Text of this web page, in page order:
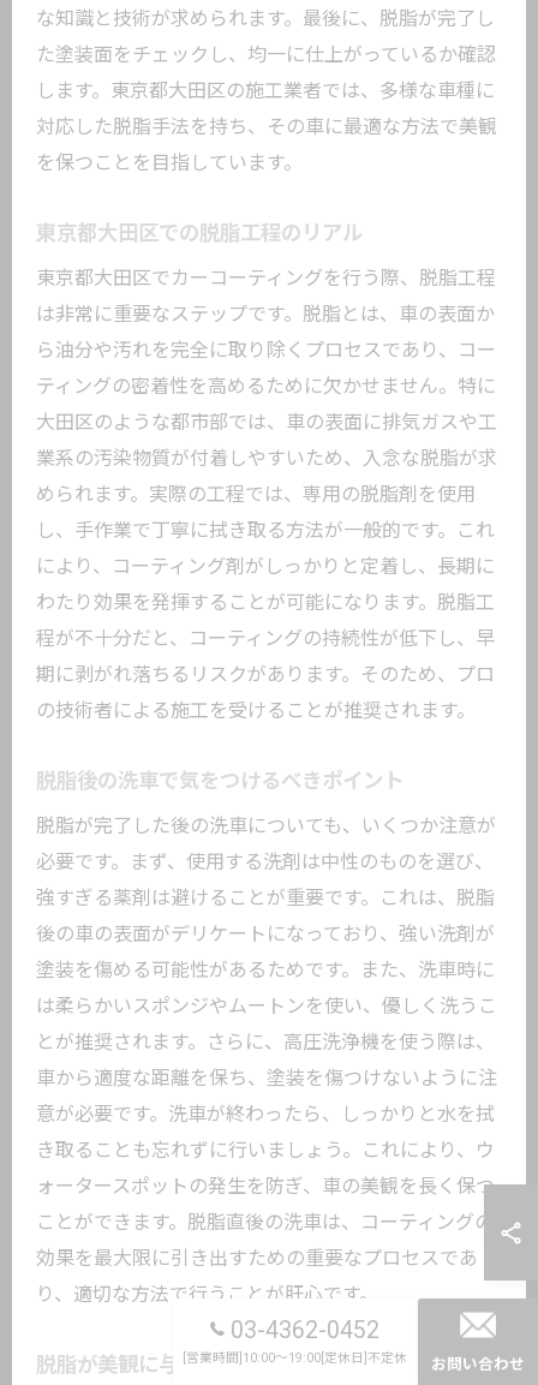
な知識と技術が求められます。最後に、脱脂が完了し
た塗装面をチェックし、均一に仕上がっているか確認
します。東京都大田区の施工業者では、多様な車種に
対応した脱脂手法を持ち、その車に最適な方法で美観
を保つことを目指しています。
東京都大田区での脱脂工程のリアル
東京都大田区でカーコーティングを行う際、脱脂工程
は非常に重要なステップです。脱脂とは、車の表面か
ら油分や汚れを完全に取り除くプロセスであり、コー
ティングの密着性を高めるために欠かせません。特に
大田区のような都市部では、車の表面に排気ガスや工
業系の汚染物質が付着しやすいため、入念な脱脂が求
められます。実際の工程では、専用の脱脂剤を使用
し、手作業で丁寧に拭き取る方法が一般的です。これ
により、コーティング剤がしっかりと定着し、長期に
わたり効果を発揮することが可能になります。脱脂工
程が不十分だと、コーティングの持続性が低下し、早
期に剥がれ落ちるリスクがあります。そのため、プロ
の技術者による施工を受けることが推奨されます。
脱脂後の洗車で気をつけるべきポイント
脱脂が完了した後の洗車についても、いくつか注意が
必要です。まず、使用する洗剤は中性のものを選び、
強すぎる薬剤は避けることが重要です。これは、脱脂
後の車の表面がデリケートになっており、強い洗剤が
塗装を傷める可能性があるためです。また、洗車時に
は柔らかいスポンジやムートンを使い、優しく洗うこ
とが推奨されます。さらに、高圧洗浄機を使う際は、
車から適度な距離を保ち、塗装を傷つけないように注
意が必要です。洗車が終わったら、しっかりと水を拭
き取ることも忘れずに行いましょう。これにより、ウ
ォータースポットの発生を防ぎ、車の美観を長く保つ
ことができます。脱脂直後の洗車は、コーティングの
効果を最大限に引き出すための重要なプロセスであ
り、適切な方法で行うことが肝心です。
脱脂が美観に与える長期的な影響
03-4362-0452
[営業時間]10:00～19:00[定休日]不定休 お問い合わせ